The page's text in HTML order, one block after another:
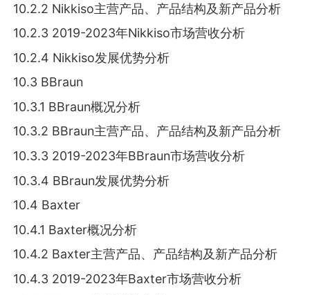
10.2.2 Nikkiso主营产品、产品结构及新产品分析
10.2.3 2019-2023年Nikkiso市场营收分析
10.2.4 Nikkiso发展优势分析
10.3 BBraun
10.3.1 BBraun概况分析
10.3.2 BBraun主营产品、产品结构及新产品分析
10.3.3 2019-2023年BBraun市场营收分析
10.3.4 BBraun发展优势分析
10.4 Baxter
10.4.1 Baxter概况分析
10.4.2 Baxter主营产品、产品结构及新产品分析
10.4.3 2019-2023年Baxter市场营收分析